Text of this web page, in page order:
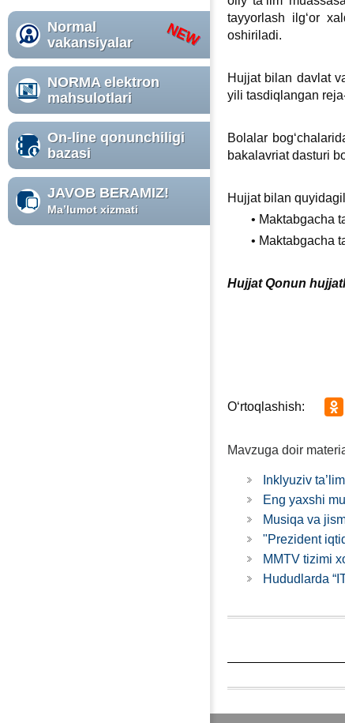
Normal
vakansiyalar
NORMA elektron
mahsulotlari
On-line qonunchiligi
bazasi
JAVOB BERAMIZ!
Ma’lumot хizmati
tayyorlash ilgʻor
oshiriladi.
Hujjat bilan davlat
yili tasdiqlangan
Bolalar
bakalavriat dasturi
Hujjat bilan
• Maktabgacha
• Maktabgacha
Hujjat Qonun
Oʻrtoqlashish:
Mavzuga doir
Inklyuziv
Eng yaхshi
Musiqa va
"Prezident
MMTV tizimi
Hududlarda